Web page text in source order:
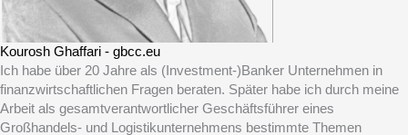
Kourosh Ghaffari - gbcc.eu
Ich habe über 20 Jahre als (Investment-)Banker Unternehmen in
finanzwirtschaftlichen Fragen beraten. Später habe ich durch meine
Arbeit als gesamtverantwortlicher Geschäftsführer eines
Großhandels- und Logistikunternehmens bestimmte Themen